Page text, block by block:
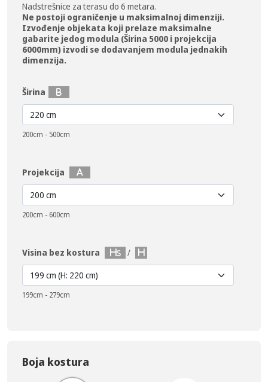
Nadstrešnice za terasu do 6 metara.
Ne postoji ograničenje u maksimalnoj dimenziji.
Izvođenje objekata koji prelaze maksimalne
gabarite jedog modula (Širina 5000 i projekcija
6000mm) izvodi se dodavanjem modula jednakih
dimenzija.
Širina
200cm - 500cm
Projekcija
200cm - 600cm
Visina bez kostura /
199cm - 279cm
Boja kostura